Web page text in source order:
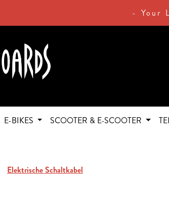
- Your
E-BIKES SCOOTER & E-SCOOTER
Elektrische Schaltkabel